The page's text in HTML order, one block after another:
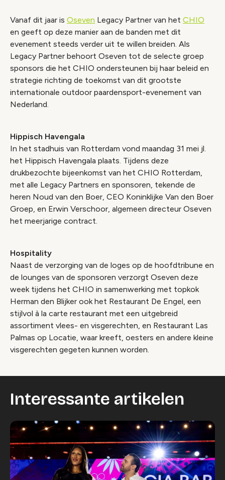
Vanaf dit jaar is Oseven Legacy Partner van het CHIO
en geeft op deze manier aan de banden met dit
evenement steeds verder uit te willen breiden. Als
Legacy Partner behoort Oseven tot de selecte groep
sponsors die het CHIO ondersteunen bij haar beleid en
strategie richting de toekomst van dit grootste
internationale outdoor paardensport-evenement van
Nederland.
Hippisch Havengala
In het stadhuis van Rotterdam vond maandag 31 mei jl.
het Hippisch Havengala plaats. Tijdens deze
drukbezochte bijeenkomst van het CHIO Rotterdam,
met alle Legacy Partners en sponsoren, tekende de
heren Noud van den Boer, CEO Koninklijke Van den Boer
Groep, en Erwin Verschoor, algemeen directeur Oseven
het meerjarige contract.
Hospitality
Naast de verzorging van de loges op de hoofdtribune en
de lounges van de sponsoren verzorgt Oseven deze
week tijdens het CHIO in samenwerking met topkok
Herman den Blijker ook het Restaurant De Engel, een
stijlvol à la carte restaurant met een uitgebreid
assortiment vlees- en visgerechten, en Restaurant Las
Palmas op Locatie, waar kreeft, oesters en andere kleine
visgerechten gegeten kunnen worden.
Interessante artikelen